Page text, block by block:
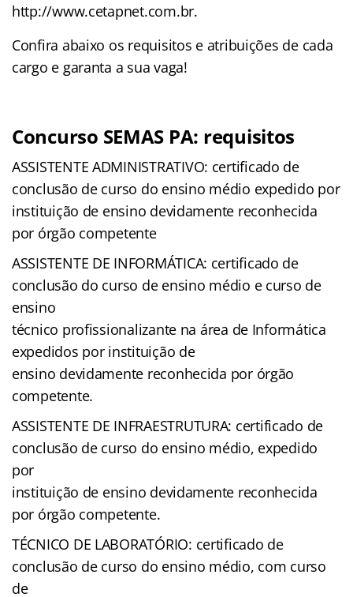
http://www.cetapnet.com.br.
Confira abaixo os requisitos e atribuições de cada
cargo e garanta a sua vaga!
Concurso SEMAS PA: requisitos
ASSISTENTE ADMINISTRATIVO: certificado de
conclusão de curso do ensino médio expedido por
instituição de ensino devidamente reconhecida
por órgão competente
ASSISTENTE DE INFORMÁTICA: certificado de
conclusão do curso de ensino médio e curso de
ensino
técnico profissionalizante na área de Informática
expedidos por instituição de
ensino devidamente reconhecida por órgão
competente.
ASSISTENTE DE INFRAESTRUTURA: certificado de
conclusão de curso do ensino médio, expedido
por
instituição de ensino devidamente reconhecida
por órgão competente.
TÉCNICO DE LABORATÓRIO: certificado de
conclusão de curso do ensino médio, com curso
de